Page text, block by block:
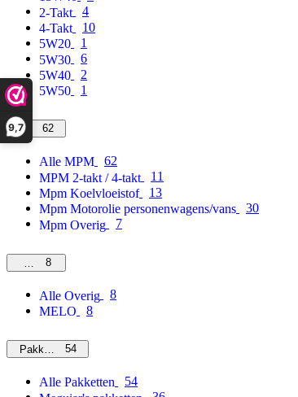
9,7
2-Takt
4
4-Takt
10
5W20
1
5W30
6
5W40
2
5W50
1
MPM62
Alle MPM
62
MPM 2-takt / 4-takt
11
Mpm Koelvloeistof
13
Mpm Motorolie personenwagens/vans
30
Mpm Overig
7
Overig
8
Alle Overig
8
MELO
8
Pakketten54
Alle Pakketten
54